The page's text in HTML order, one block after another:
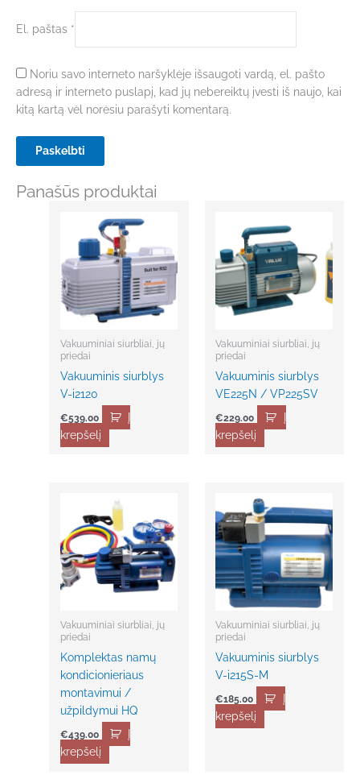
El. paštas *
Noriu savo interneto naršyklėje išsaugoti vardą, el. pašto
adresą ir interneto puslapį, kad jų nebereiktų įvesti iš naujo, kai
kitą kartą vėl norėsiu parašyti komentarą.
Panašūs produktai
Vakuuminiai siurbliai, jų
priedai
Vakuuminis siurblys
V-i2120
€539.00
krepšelį
Vakuuminiai siurbliai, jų
priedai
Vakuuminis siurblys
VE225N / VP225SV
€229.00
krepšelį
Vakuuminiai siurbliai, jų
priedai
Komplektas namų
kondicionieriaus
montavimui /
užpildymui HQ
€439.00
krepšelį
Vakuuminiai siurbliai, jų
priedai
Vakuuminis siurblys
V-i215S-M
€185.00
krepšelį